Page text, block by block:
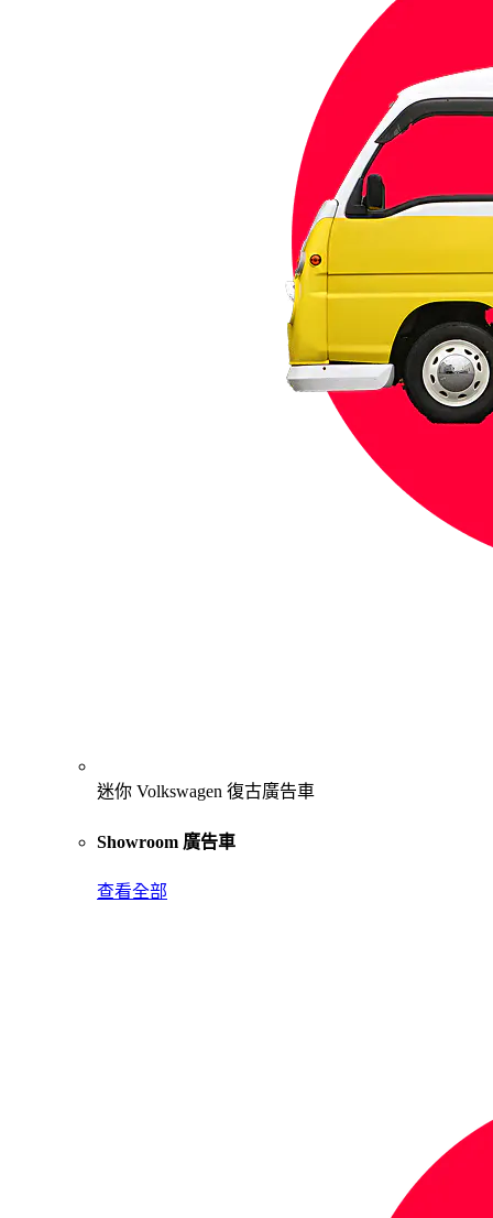
迷你 Volkswagen 復古廣告車
Showroom 廣告車
查看全部